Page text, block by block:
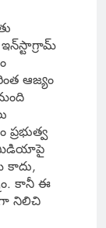
ఆజ్యం
మీడియాపై
కాదు,
కానీ ఈ
నిలిచి